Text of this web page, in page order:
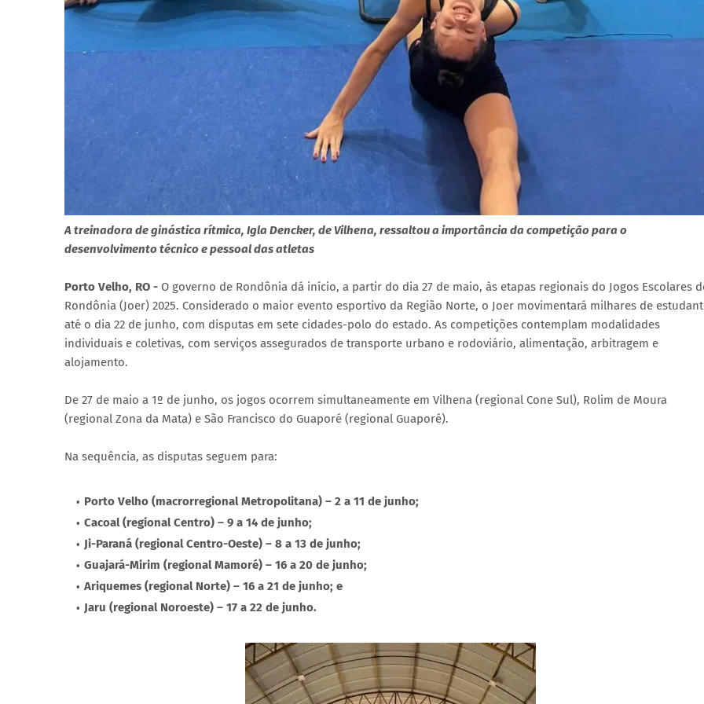
A treinadora de ginástica rítmica, Igla Dencker, de Vilhena, ressaltou a importância da competição para o
desenvolvimento técnico e pessoal das atletas
Porto Velho, RO - O governo de Rondônia dá início, a partir do dia 27 de maio, às etapas regionais do Jogos Escolares
Rondônia (Joer) 2025. Considerado o maior evento esportivo da Região Norte, o Joer movimentará milhares de
até o dia 22 de junho, com disputas em sete cidades-polo do estado. As competições contemplam modalidades
individuais e coletivas, com serviços assegurados de transporte urbano e rodoviário, alimentação, arbitragem e
alojamento.
De 27 de maio a 1º de junho, os jogos ocorrem simultaneamente em Vilhena (regional Cone Sul), Rolim de Moura
(regional Zona da Mata) e São Francisco do Guaporé (regional Guaporé).
Na sequência, as disputas seguem para:
Porto Velho (macrorregional Metropolitana) – 2 a 11 de junho;
Cacoal (regional Centro) – 9 a 14 de junho;
Ji-Paraná (regional Centro-Oeste) – 8 a 13 de junho;
Guajará-Mirim (regional Mamoré) – 16 a 20 de junho;
Ariquemes (regional Norte) – 16 a 21 de junho; e
Jaru (regional Noroeste) – 17 a 22 de junho.